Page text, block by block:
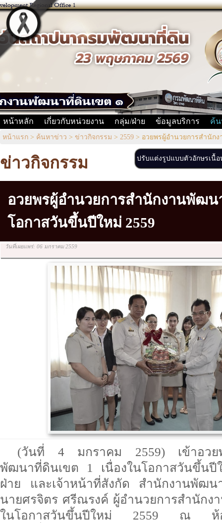
หน้าหลัก เกี่ยวกับหน่วยงาน กลุ่ม/ฝ่าย ข้อมูลบริการ ค้น
หน้าแรก > ค้นหาข่าว > ข่าวกิจกรรม > 2559 > อวยพรผู้อำนวยการสำนัก
ข่าวกิจกรรม
อวยพรผู้อำนวยการสำนักงานพัฒน
โอกาสวันขึ้นปีใหม่ 2559
วันที่เผยแพร่: 06 มกราคม 2559
(วันที่ 4 มกราคม 2559) เข้าอวยพ
พัฒนาที่ดินเขต 1 เนื่องในโอกาสวันขึ้นปี
ฝ่าย และเจ้าหน้าที่สังกัด สำนักงานพัฒ
นายศรจิตร ศรีณรงค์ ผู้อำนวยการสำนักง
ในโอกาสวันขึ้นปีใหม่ 2559 ณ ห้อง
ปรับแต่งรูปแบบตัวอักษรเ